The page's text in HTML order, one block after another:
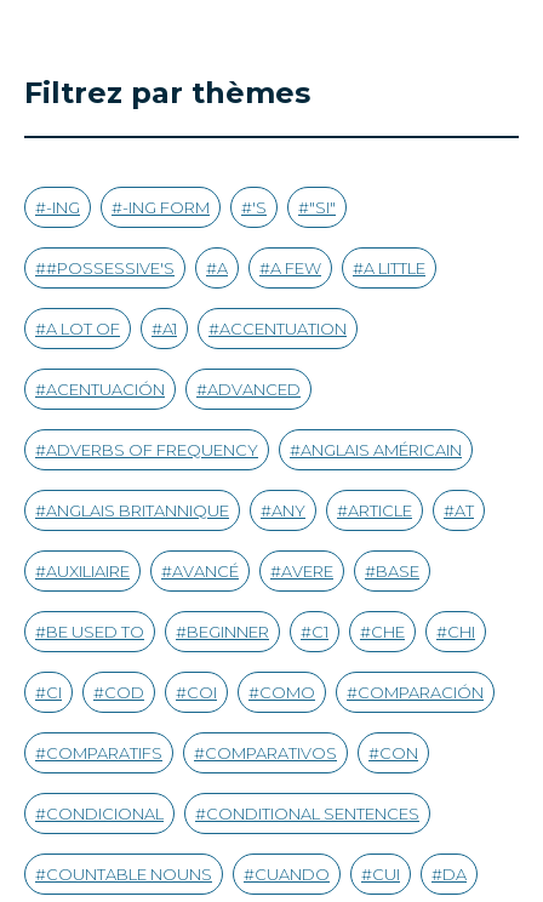
Filtrez par thèmes
-ING -ING FORM 'S "SI"
#POSSESSIVE'S A A FEW A LITTLE
A LOT OF A1 ACCENTUATION
ACENTUACIÓN ADVANCED
ADVERBS OF FREQUENCY ANGLAIS AMÉRICAIN
ANGLAIS BRITANNIQUE ANY ARTICLE AT
AUXILIAIRE AVANCÉ AVERE BASE
BE USED TO BEGINNER C1 CHE CHI
CI COD COI COMO COMPARACIÓN
COMPARATIFS COMPARATIVOS CON
CONDICIONAL CONDITIONAL SENTENCES
COUNTABLE NOUNS CUANDO CUI DA